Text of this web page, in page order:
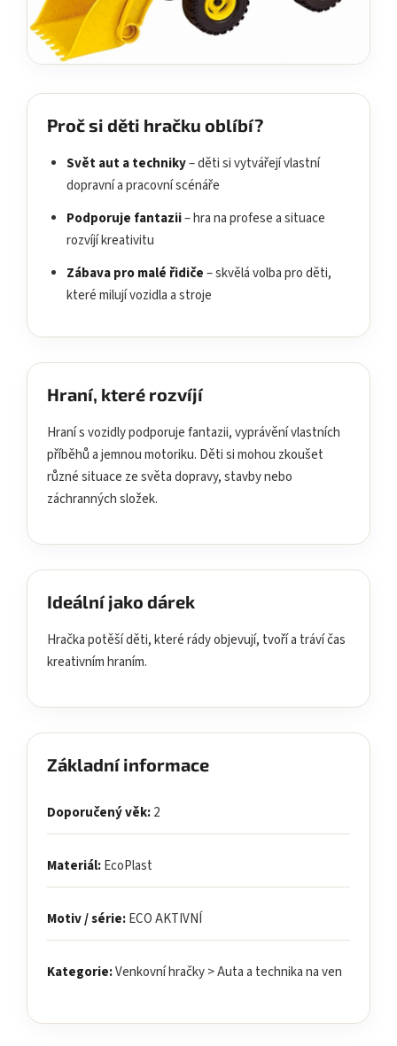
Proč si děti hračku oblíbí?
Svět aut a techniky– děti si vytvářejí vlastní
dopravní a pracovní scénáře
Podporuje fantazii– hra na profese a situace
rozvíjí kreativitu
Zábava pro malé řidiče– skvělá volba pro děti,
které milují vozidla a stroje
Hraní, které rozvíjí
Hraní s vozidly podporuje fantazii, vyprávění vlastních
příběhů a jemnou motoriku. Děti si mohou zkoušet
různé situace ze světa dopravy, stavby nebo
záchranných složek.
Ideální jako dárek
Hračka potěší děti, které rády objevují, tvoří a tráví čas
kreativním hraním.
Základní informace
Doporučený věk:2
Materiál:EcoPlast
Motiv / série:ECO AKTIVNÍ
Kategorie:Venkovní hračky > Auta a technika na ven